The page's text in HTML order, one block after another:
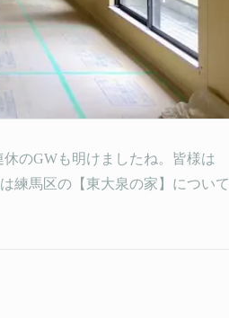
のGWも明けましたね。皆様は
練馬区の【東大泉の家】について